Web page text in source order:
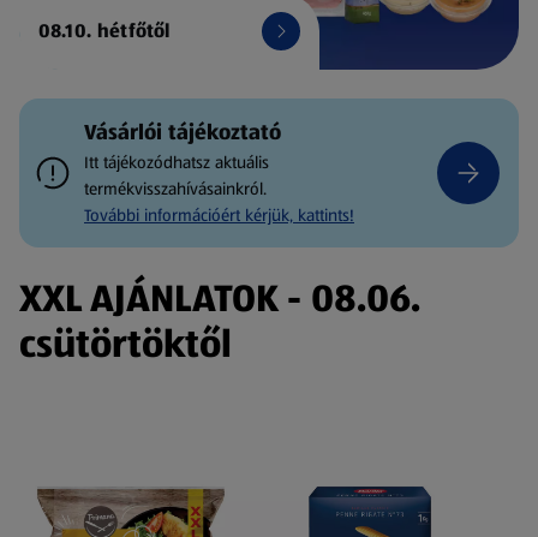
08.10. hétfőtől
Vásárlói tájékoztató
Itt tájékozódhatsz aktuális
termékvisszahívásainkról.
További információért kérjük, kattints!
XXL AJÁNLATOK - 08.06.
csütörtöktől